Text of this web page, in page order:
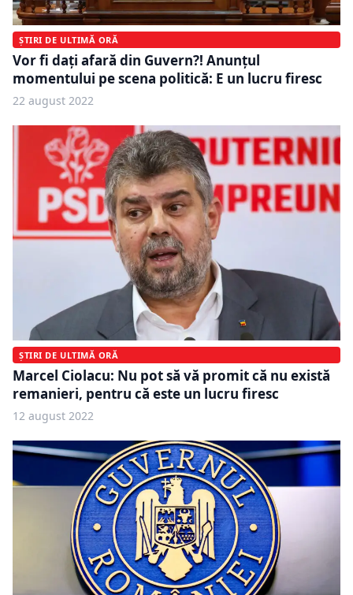
ȘTIRI DE ULTIMĂ ORĂ
Vor fi dați afară din Guvern?! Anunțul
momentului pe scena politică: E un lucru firesc
22 august 2022
ȘTIRI DE ULTIMĂ ORĂ
Marcel Ciolacu: Nu pot să vă promit că nu există
remanieri, pentru că este un lucru firesc
12 august 2022